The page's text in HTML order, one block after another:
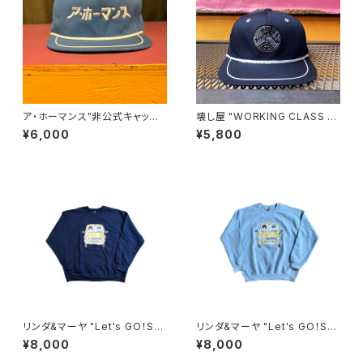
ア・ホーマンス"非公式キャップ2
nd" (BLUE)
¥6,000
壊し屋 "WORKING CLASS C
AP"(NAVY)
¥5,800
リンダ&マーヤ "Let's GO！SW
EAT"(NAVY)
¥8,000
リンダ&マーヤ "Let's GO！SW
EAT"(LIGHT BLUE)
¥8,000